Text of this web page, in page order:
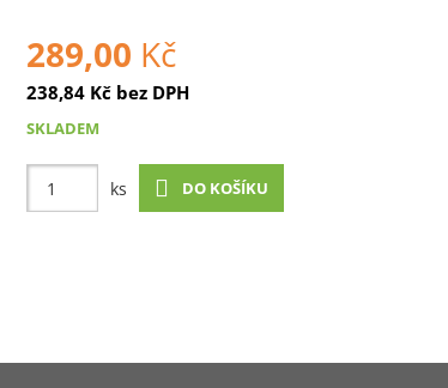
289,00 Kč
238,84 Kč bez DPH
SKLADEM
ks DO KOŠÍKU